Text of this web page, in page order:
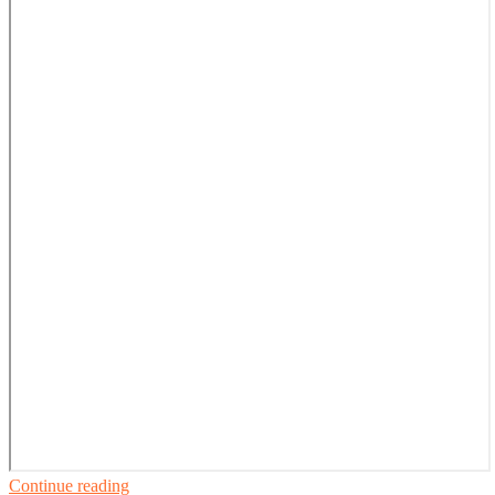
Continue reading